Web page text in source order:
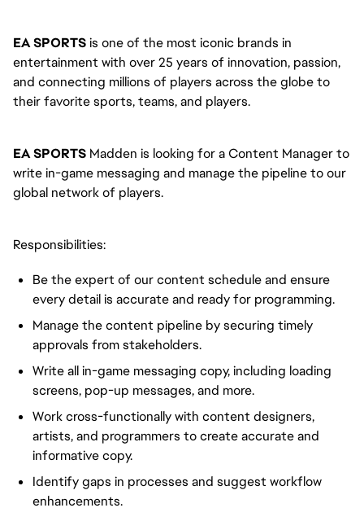
EA SPORTSis one of the most iconic brands in
entertainment with over 25 years of innovation, passion,
and connecting millions of players across the globe to
their favorite sports, teams, and players.
EA SPORTS Madden is looking for a Content Manager to
write in-game messaging and manage the pipeline to our
global network of players.
Responsibilities:
Be the expert of our content schedule and ensure
every detail is accurate and ready for programming.
Manage the content pipeline by securing timely
approvals from stakeholders.
Write all in-game messaging copy, including loading
screens, pop-up messages, and more.
Work cross-functionally with content designers,
artists, and programmers to create accurate and
informative copy.
Identify gaps in processes and suggest workflow
enhancements.